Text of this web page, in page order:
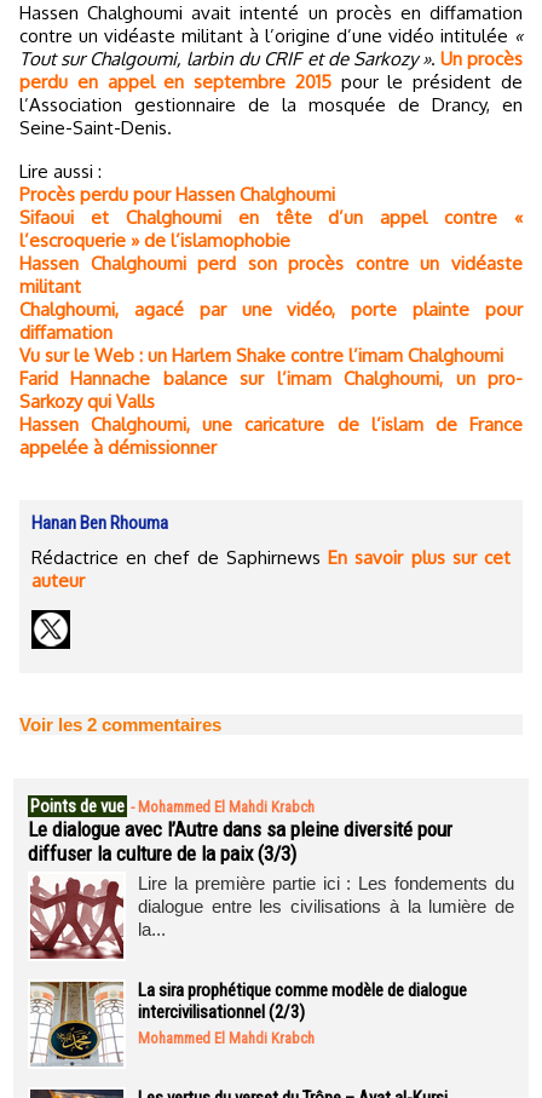
Hassen Chalghoumi avait intenté un procès en diffamation
contre un vidéaste militant à l’origine d’une vidéo intitulée «
Tout sur Chalgoumi, larbin du CRIF et de Sarkozy ». Un procès
perdu en appel en septembre 2015pour le président de
l’Association gestionnaire de la mosquée de Drancy, en
Seine-Saint-Denis.
Lire aussi :
Procès perdu pour Hassen Chalghoumi
Sifaoui et Chalghoumi en tête d’un appel contre «
l’escroquerie » de l’islamophobie
Hassen Chalghoumi perd son procès contre un vidéaste
militant
Chalghoumi, agacé par une vidéo, porte plainte pour
diffamation
Vu sur le Web : un Harlem Shake contre l’imam Chalghoumi
Farid Hannache balance sur l’imam Chalghoumi, un pro-
Sarkozy qui Valls
Hassen Chalghoumi, une caricature de l’islam de France
appelée à démissionner
Hanan Ben Rhouma
Rédactrice en chef de Saphirnews En savoir plus sur cet
auteur
Voir les 2 commentaires
Points de vue - Mohammed El Mahdi Krabch
Le dialogue avec l’Autre dans sa pleine diversité pour
diffuser la culture de la paix (3/3)
Lire la première partie ici : Les fondements du
dialogue entre les civilisations à la lumière de
la...
La sira prophétique comme modèle de dialogue
intercivilisationnel (2/3)
Mohammed El Mahdi Krabch